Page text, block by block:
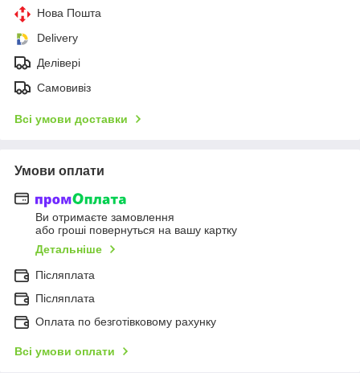
Нова Пошта
Delivery
Делівері
Самовивіз
Всі умови доставки
Умови оплати
Ви отримаєте замовлення
або гроші повернуться на вашу картку
Детальніше
Післяплата
Післяплата
Оплата по безготівковому рахунку
Всі умови оплати